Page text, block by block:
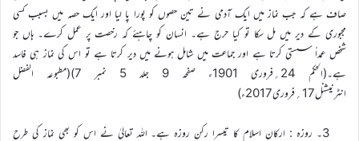
صاف ہے کہ جب نماز میں ایک آدمی نے تین حصوں کو پورا پا لیا اور ایک حصہ میں بسبب کسی
مجبوری کے دیر میں مل سکا تو کیا حرج ہے۔ انسان کو چاہئے کہ رخصت پر عمل کرے۔ ہاں جو
شخص عمداً سستی کرتا ہے اور جماعت میں شامل ہونے میں دیر کرتا ہے تو اس کی نماز ہی فاسد
ہے۔(الحکم 24؍فروری 1901ء صفحہ 9 جلد 5 نمبر 7)(مطبوعہ الفضل
انٹرنیشنل17؍فروری2017ء)
3۔ روزہ : ارکان اسلام کا تیسرا رکن روزہ ہے۔ اللہ تعالیٰ نے اس کو بھی نماز کی طرح